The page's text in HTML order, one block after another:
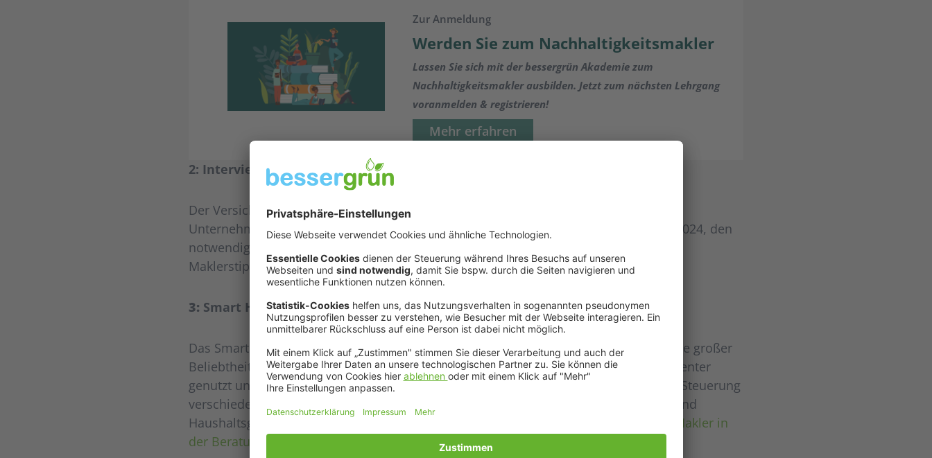
Zur Anmeldung
Werden Sie zum Nachhaltigkeitsmakler
Lassen Sie sich mit der bessergrün Akademie zum
Nachhaltigkeitsmakler ausbilden. Jetzt zum nächsten Lehrgang
voranmelden & registrieren!
Mehr erfahren
2: Interview mit Gorden Isler
Der Versicherungsmakler Gorden Isler sprach mit bessergrün über den Weg seines
Unternehmens fairvendo zur Nominierung für den Deutschen Nachhaltigkeitspreis 2024, den
notwendigen Bewusstseinswandel der Branche – und die Rolle vom bessergrün-
Maklerstipendium in seiner Arbeit.Das vollständige Interview finden Sie hier.
3: Smart Homes bieten Perspektiven für Makler
Das Smart Home gilt als die Zukunft des Wohngebäudes und erfreut sich schon heute großer
Beliebtheit. Hier wird das Eigenheim technologisch vernetzt – Daten können so effizienter
genutzt und abgelesen werden. Diese Technologien ermöglichen die automatisierte Steuerung
verschiedener Haushaltsfunktionen wie Heizung, Beleuchtung, Sicherheitssysteme und
Haushaltsgeräte.
Erfahren Sie hier mehr darüber, welche Perspektiven das Feld für Makler in
der Beratung bietet.